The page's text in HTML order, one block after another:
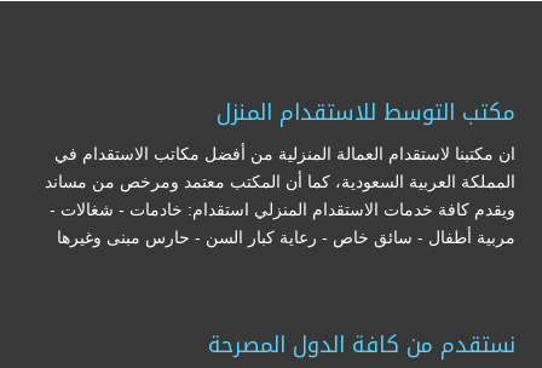
مكتب التوسط للاستقدام المنزل
ان مكتبنا لاستقدام العمالة المنزلية من أفضل مكاتب الاستقدام في
المملكة العربية السعودية، كما أن المكتب معتمد ومرخص من مساند
ويقدم كافة خدمات الاستقدام المنزلي استقدام: خادمات - شغالات -
مربية أطفال - سائق خاص - رعاية كبار السن - حارس مبنى وغيرها
نستقدم من كافة الدول المصرحة